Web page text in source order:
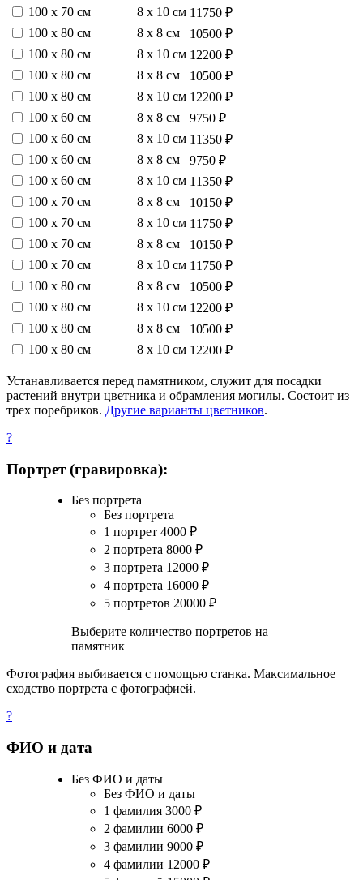
100 х 70 см
8 х 10 см 11750 ₽
100 х 80 см
8 х 8 см
10500 ₽
100 х 80 см
8 х 10 см 12200 ₽
100 х 80 см
8 х 8 см
10500 ₽
100 х 80 см
8 х 10 см 12200 ₽
100 х 60 см
8 х 8 см
9750 ₽
100 х 60 см
8 х 10 см 11350 ₽
100 х 60 см
8 х 8 см
9750 ₽
100 х 60 см
8 х 10 см 11350 ₽
100 х 70 см
8 х 8 см
10150 ₽
100 х 70 см
8 х 10 см 11750 ₽
100 х 70 см
8 х 8 см
10150 ₽
100 х 70 см
8 х 10 см 11750 ₽
100 х 80 см
8 х 8 см
10500 ₽
100 х 80 см
8 х 10 см 12200 ₽
100 х 80 см
8 х 8 см
10500 ₽
100 х 80 см
8 х 10 см 12200 ₽
Устанавливается перед памятником, служит для посадки
растений внутри цветника и обрамления могилы. Состоит из
трех поребриков. Другие варианты цветников.
?
Портрет (гравировка):
Без портрета
Без портрета
1 портрет 4000 ₽
2 портрета 8000 ₽
3 портрета 12000 ₽
4 портрета 16000 ₽
5 портретов 20000 ₽
Выберите количество портретов на
памятник
Фотография выбивается с помощью станка. Максимальное
сходство портрета с фотографией.
?
ФИО и дата
Без ФИО и даты
Без ФИО и даты
1 фамилия 3000 ₽
2 фамилии 6000 ₽
3 фамилии 9000 ₽
4 фамилии 12000 ₽